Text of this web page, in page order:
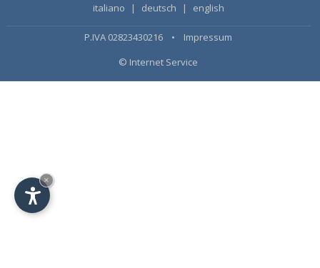
italiano | deutsch | english
P.IVA 02823430216 • Impressum
© Internet Service
×